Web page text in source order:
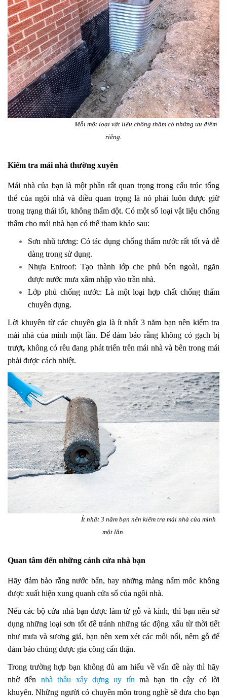
Mỗi một loại vật liệu chống thấm có những ưu điểm
riêng.
Kiểm tra mái nhà thường xuyên
Mái nhà của bạn là một phần rất quan trọng trong cấu trúc tổng
thể của ngôi nhà và điều quan trọng là nó phải luôn được giữ
trong trạng thái tốt, không thấm dột. Có một số loại vật liệu chống
thấm cho mái nhà bạn có thể tham khảo sau:
Sơn nhũ tương: Có tác dụng chống thấm nước rất tốt và dễ
dàng trong sử dụng.
Nhựa Eniroof: Tạo thành lớp che phủ bên ngoài, ngăn
được nước mưa xâm nhập vào trần nhà.
Lớp phủ chống nước: Là một loại hợp chất chống thấm
chuyên dụng.
Lời khuyên từ các chuyên gia là ít nhất 3 năm bạn nên kiểm tra
mái nhà của mình một lần. Để đảm bảo rằng không có gạch bị
trượt, không có rêu đang phát triển trên mái nhà và bên trong mái
phải được cách nhiệt.
Ít nhất 3 năm bạn nên kiểm tra mái nhà của mình
một lần.
Quan tâm đến những cánh cửa nhà bạn
Hãy đảm bảo rằng nước bẩn, hay những mảng nấm mốc không
được xuất hiện xung quanh cửa sổ của ngôi nhà.
Nếu các bộ cửa nhà bạn được làm từ gỗ và kính, thì bạn nên sử
dụng những loại sơn tốt để tránh những tác động xấu từ thời tiết
như mưa và sương giá, bạn nên xem xét các mối nối, nêm gỗ để
đảm bảo chúng được gia công cẩn thận.
Trong trường hợp bạn không đủ am hiểu về vấn đề này thì hãy
nhờ đến nhà thầu xây dựng uy tín mà bạn tin cậy có lời
khuyên. Những người có chuyên môn trong nghề sẽ đưa cho bạn